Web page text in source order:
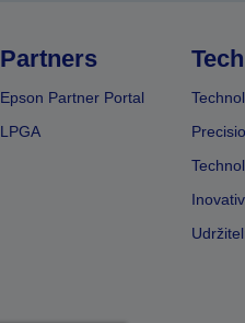
Partners
Epson Partner Portal
LPGA